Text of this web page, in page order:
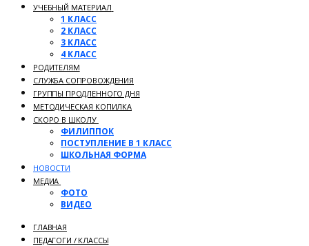
УЧЕБНЫЙ МАТЕРИАЛ
1 КЛАСС
2 КЛАСС
3 КЛАСС
4 КЛАСС
РОДИТЕЛЯМ
СЛУЖБА СОПРОВОЖДЕНИЯ
ГРУППЫ ПРОДЛЕННОГО ДНЯ
МЕТОДИЧЕСКАЯ КОПИЛКА
СКОРО В ШКОЛУ
ФИЛИППОК
ПОСТУПЛЕНИЕ В 1 КЛАСС
ШКОЛЬНАЯ ФОРМА
НОВОСТИ
МЕДИА
ФОТО
ВИДЕО
ГЛАВНАЯ
ПЕДАГОГИ / КЛАССЫ